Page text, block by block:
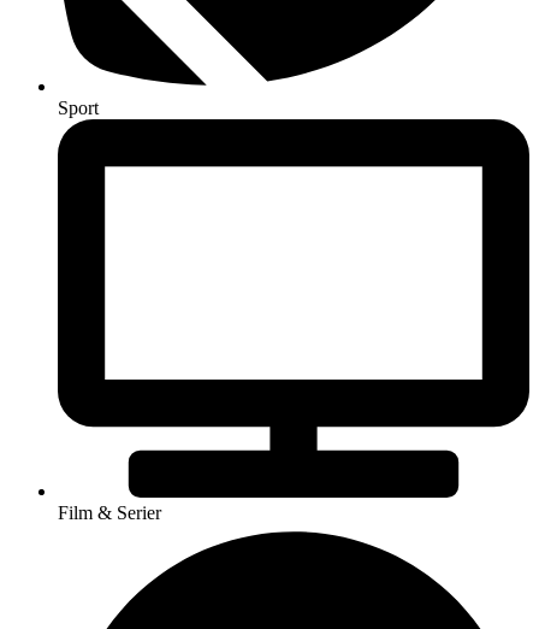
Sport
Film & Serier